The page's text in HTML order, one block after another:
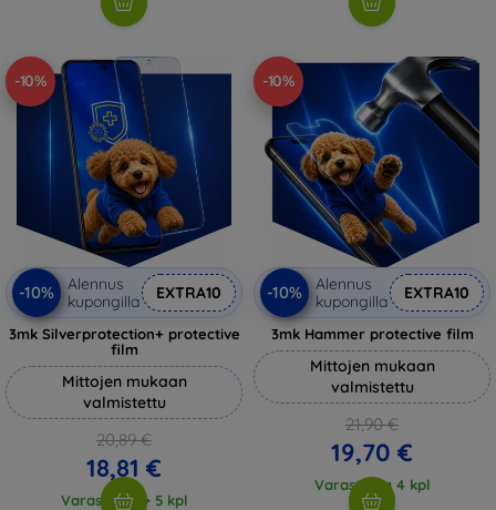
-10%
-10%
Alennus
kupongilla
EXTRA10
3mk Silverprotection+ protective
film
Mittojen mukaan
valmistettu
20,89 €
18,81 €
Varastossa > 5 kpl
-10%
-10%
Alennus
kupongilla
EXTRA10
3mk Hammer protective film
Mittojen mukaan
valmistettu
21,90 €
19,70 €
Varastossa 4 kpl